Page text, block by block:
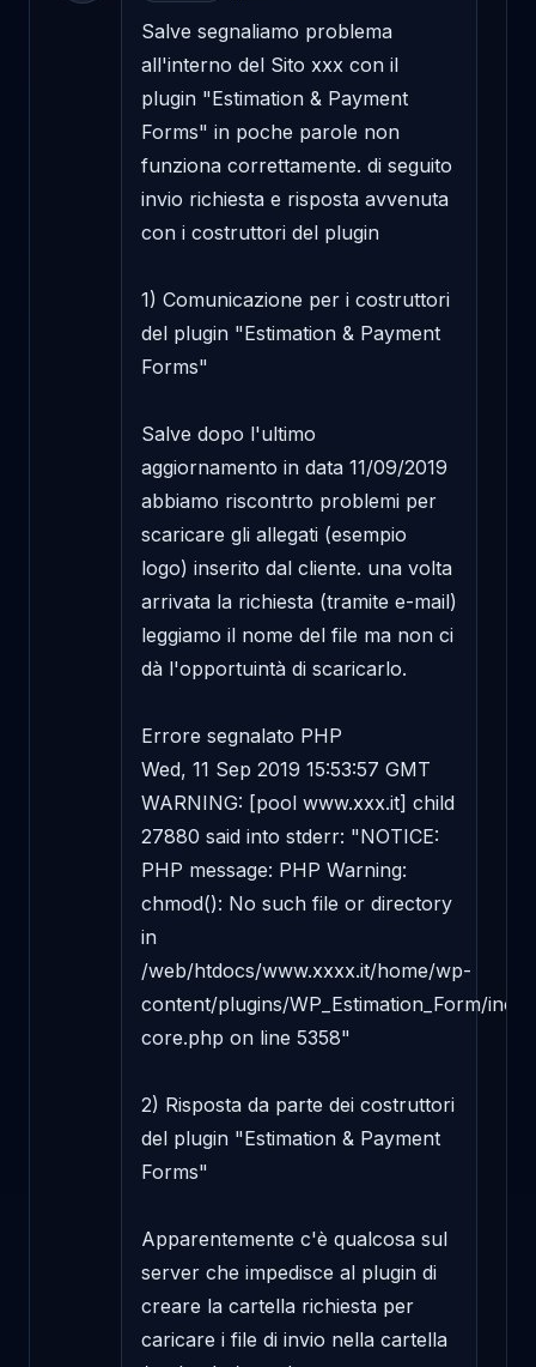
Salve segnaliamo problema
all'interno del Sito xxx con il
plugin "Estimation & Payment
Forms" in poche parole non
funziona correttamente. di seguito
invio richiesta e risposta avvenuta
con i costruttori del plugin
1) Comunicazione per i costruttori
del plugin "Estimation & Payment
Forms"
Salve dopo l'ultimo
aggiornamento in data 11/09/2019
abbiamo riscontrto problemi per
scaricare gli allegati (esempio
logo) inserito dal cliente. una volta
arrivata la richiesta (tramite e-mail)
leggiamo il nome del file ma non ci
dà l'opportuintà di scaricarlo.
Errore segnalato PHP
Wed, 11 Sep 2019 15:53:57 GMT
WARNING: [pool www.xxx.it] child
27880 said into stderr: "NOTICE:
PHP message: PHP Warning:
chmod(): No such file or directory
in
/web/htdocs/www.xxxx.it/home/wp-
content/plugins/WP_Estimation_Form/
core.php on line 5358"
2) Risposta da parte dei costruttori
del plugin "Estimation & Payment
Forms"
Apparentemente c'è qualcosa sul
server che impedisce al plugin di
creare la cartella richiesta per
caricare i file di invio nella cartella